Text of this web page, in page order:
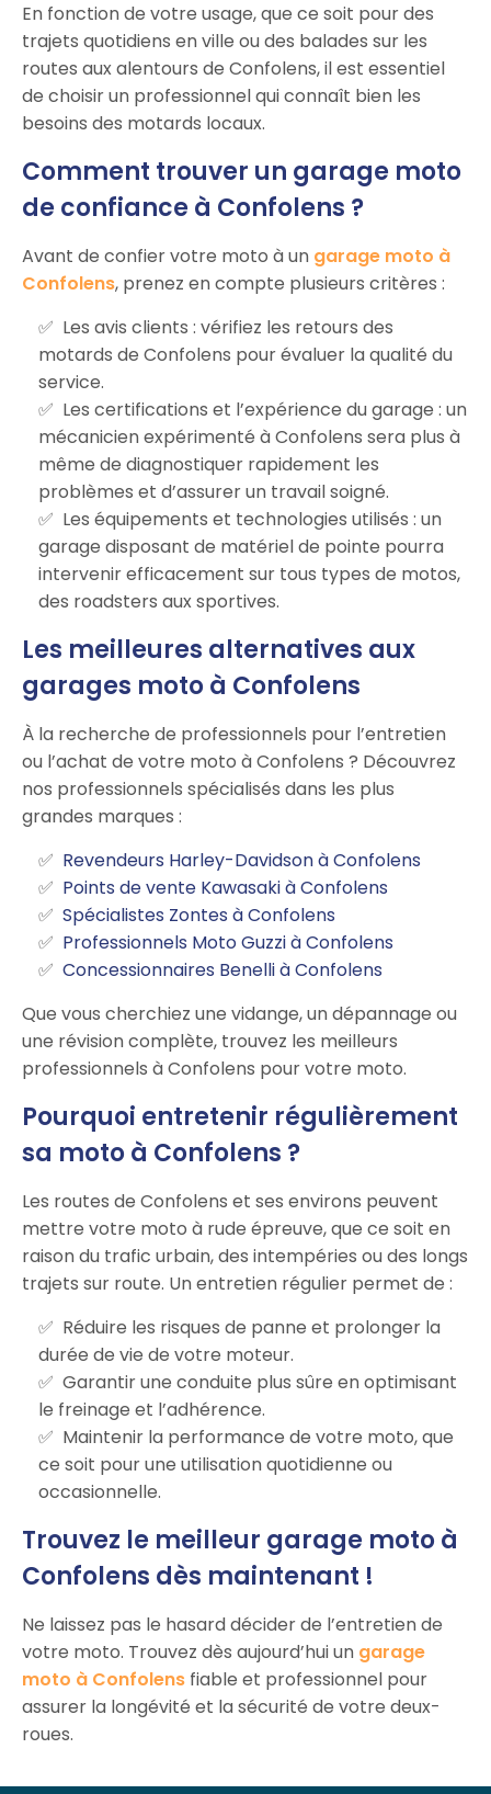
En fonction de votre usage, que ce soit pour des
trajets quotidiens en ville ou des balades sur les
routes aux alentours de Confolens, il est essentiel
de choisir un professionnel qui connaît bien les
besoins des motards locaux.
Comment trouver un garage moto
de confiance à Confolens ?
Avant de confier votre moto à un garage moto à
Confolens, prenez en compte plusieurs critères :
Les avis clients : vérifiez les retours des
motards de Confolens pour évaluer la qualité du
service.
Les certifications et l’expérience du garage : un
mécanicien expérimenté à Confolens sera plus à
même de diagnostiquer rapidement les
problèmes et d’assurer un travail soigné.
Les équipements et technologies utilisés : un
garage disposant de matériel de pointe pourra
intervenir efficacement sur tous types de motos,
des roadsters aux sportives.
Les meilleures alternatives aux
garages moto à Confolens
À la recherche de professionnels pour l’entretien
ou l’achat de votre moto à Confolens ? Découvrez
nos professionnels spécialisés dans les plus
grandes marques :
Revendeurs Harley-Davidson à Confolens
Points de vente Kawasaki à Confolens
Spécialistes Zontes à Confolens
Professionnels Moto Guzzi à Confolens
Concessionnaires Benelli à Confolens
Que vous cherchiez une vidange, un dépannage ou
une révision complète, trouvez les meilleurs
professionnels à Confolens pour votre moto.
Pourquoi entretenir régulièrement
sa moto à Confolens ?
Les routes de Confolens et ses environs peuvent
mettre votre moto à rude épreuve, que ce soit en
raison du trafic urbain, des intempéries ou des longs
trajets sur route. Un entretien régulier permet de :
Réduire les risques de panne et prolonger la
durée de vie de votre moteur.
Garantir une conduite plus sûre en optimisant
le freinage et l’adhérence.
Maintenir la performance de votre moto, que
ce soit pour une utilisation quotidienne ou
occasionnelle.
Trouvez le meilleur garage moto à
Confolens dès maintenant !
Ne laissez pas le hasard décider de l’entretien de
votre moto. Trouvez dès aujourd’hui un garage
moto à Confolens fiable et professionnel pour
assurer la longévité et la sécurité de votre deux-
roues.